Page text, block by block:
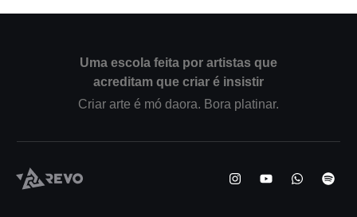
Uma escola feita por artistas que
acreditam que criar é insistir
Criar arte é mó daora. Bora platinar.